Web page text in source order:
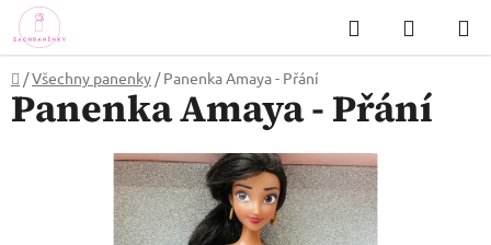
Přejít
na
obsah
Hledat
KOŠÍK
Domů
/Všechny panenky / Panenka Amaya - Přání
Panenka Amaya - Přání